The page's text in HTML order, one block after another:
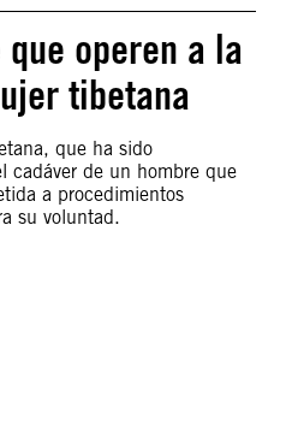
que operen a la
tibetana
que ha sido
cadáver de un hombre que
a procedimientos
su voluntad.